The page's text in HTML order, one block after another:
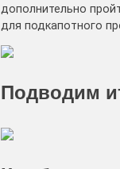
дополнительно
для подкапотного
Подводим